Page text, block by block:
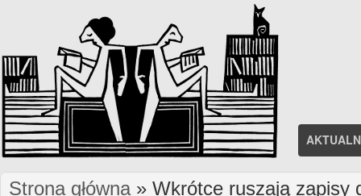
Strona główna» Wkrótce ruszają zapisy